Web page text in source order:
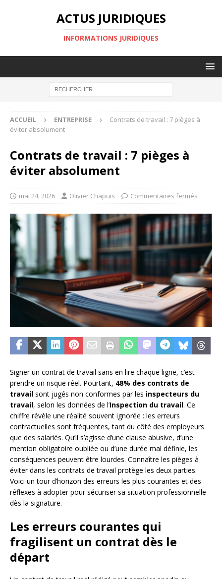
ACTUS JURIDIQUES
INFORMATIONS JURIDIQUES
ACCUEIL ENTREPRISE
Contrats de travail : 7 pièges à
éviter absolument
Contrats de travail : 7 pièges à
éviter absolument
mai 24, 2026 Olivier Chapuis Commentaires fermés
Signer un contrat de travail sans en lire chaque ligne, c’est
prendre un risque réel. Pourtant, 48% des contrats de
travail sont jugés non conformes par les inspecteurs du
travail, selon les données de l’Inspection du travail. Ce
chiffre révèle une réalité souvent ignorée : les erreurs
contractuelles sont fréquentes, tant du côté des employeurs
que des salariés. Qu’il s’agisse d’une clause abusive, d’une
mention obligatoire oubliée ou d’une durée mal définie, les
conséquences peuvent être lourdes. Connaître les pièges à
éviter dans les contrats de travail protège les deux parties.
Voici un tour d’horizon des erreurs les plus courantes et des
réflexes à adopter pour sécuriser sa situation professionnelle
dès la signature.
Les erreurs courantes qui
fragilisent un contrat dès le
départ